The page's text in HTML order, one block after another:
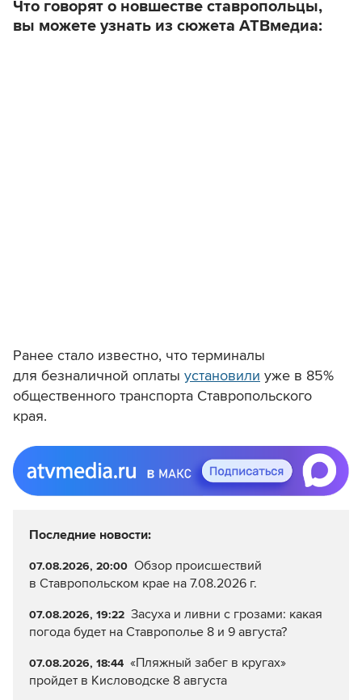
Что говорят о новшестве ставропольцы,
вы можете узнать из сюжета АТВмедиа:
Ранее стало известно, что терминалы
для безналичной оплаты установили уже в 85%
общественного транспорта Ставропольского
края.
Последние новости:
07.08.2026, 20:00 Обзор происшествий
в Ставропольском крае на 7.08.2026 г.
07.08.2026, 19:22 Засуха и ливни с грозами: какая
погода будет на Ставрополье 8 и 9 августа?
07.08.2026, 18:44 «Пляжный забег в кругах»
пройдет в Кисловодске 8 августа